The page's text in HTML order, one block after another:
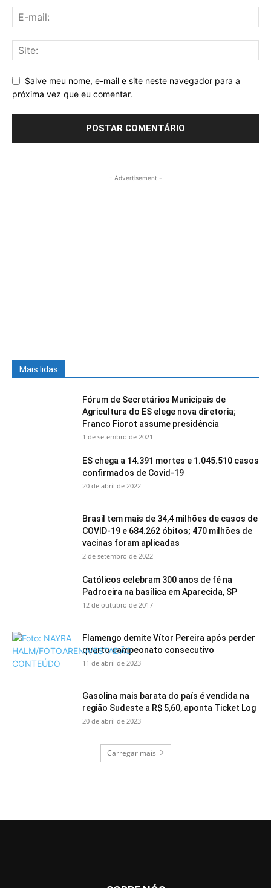
Salve meu nome, e-mail e site neste navegador para a
próxima vez que eu comentar.
- Advertisement -
Mais lidas
Fórum de Secretários Municipais de
Agricultura do ES elege nova diretoria;
Franco Fiorot assume presidência
1 de setembro de 2021
ES chega a 14.391 mortes e 1.045.510 casos
confirmados de Covid-19
20 de abril de 2022
Brasil tem mais de 34,4 milhões de casos de
COVID-19 e 684.262 óbitos; 470 milhões de
vacinas foram aplicadas
2 de setembro de 2022
Católicos celebram 300 anos de fé na
Padroeira na basílica em Aparecida, SP
12 de outubro de 2017
Flamengo demite Vítor Pereira após perder
quarto campeonato consecutivo
11 de abril de 2023
Gasolina mais barata do país é vendida na
região Sudeste a R$ 5,60, aponta Ticket Log
20 de abril de 2023
Carregar mais